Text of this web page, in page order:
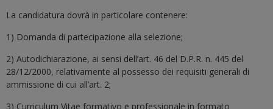
La candidatura dovrà in particolare contenere:
1) Domanda di partecipazione alla selezione;
2) Autodichiarazione, ai sensi dell’art. 46 del D.P.R. n. 445 del
28/12/2000, relativamente al possesso dei requisiti generali di
ammissione di cui all’art. 2;
3) Curriculum Vitae formativo e professionale in formato